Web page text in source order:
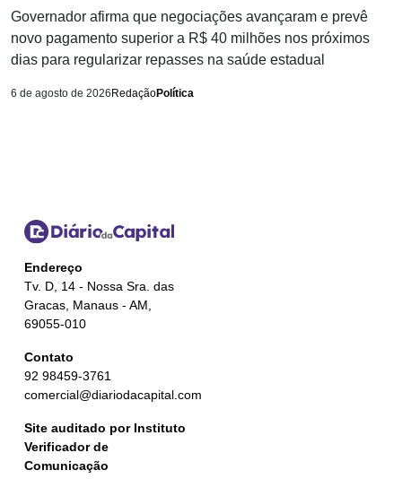
Governador afirma que negociações avançaram e prevê
novo pagamento superior a R$ 40 milhões nos próximos
dias para regularizar repasses na saúde estadual
6 de agosto de 2026 RedaçãoPolítica
Endereço
Tv. D, 14 - Nossa Sra. das
Gracas, Manaus - AM,
69055-010
Contato
92 98459-3761
comercial@diariodacapital.com
Site auditado por Instituto
Verificador de
Comunicação